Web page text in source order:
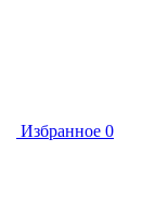
Избранное 0